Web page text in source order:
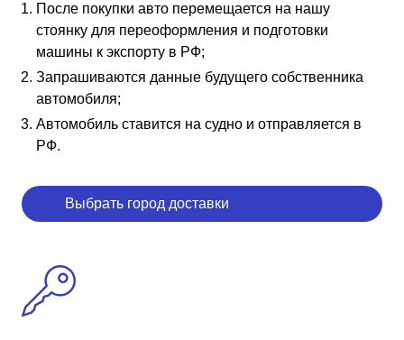
После покупки авто перемещается на нашу
стоянку для переоформления и подготовки
машины к экспорту в РФ;
Запрашиваются данные будущего собственника
автомобиля;
Автомобиль ставится на судно и отправляется в
РФ.
Выбрать город доставки